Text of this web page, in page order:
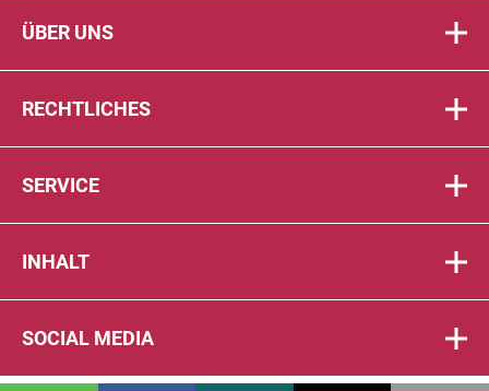
ÜBER UNS
RECHTLICHES
SERVICE
INHALT
SOCIAL MEDIA